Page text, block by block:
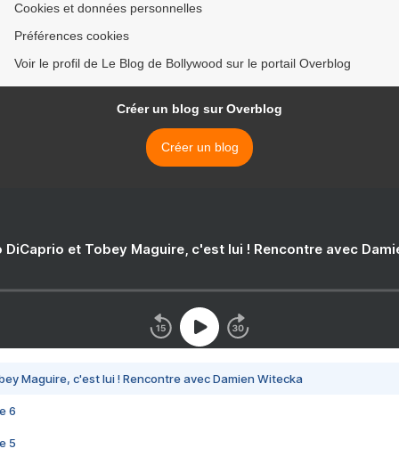
Cookies et données personnelles
Préférences cookies
Voir le profil de Le Blog de Bollywood sur le portail Overblog
Créer un blog sur Overblog
Créer un blog
DiCaprio et Tobey Maguire, c'est lui ! Rencontre avec
Maguire, c'est lui ! Rencontre avec Damien Witecka
6
5